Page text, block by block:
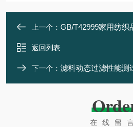
上一个： GB/T42999家用纺织
返回列表
下一个： 滤料动态过滤性能测
在线留